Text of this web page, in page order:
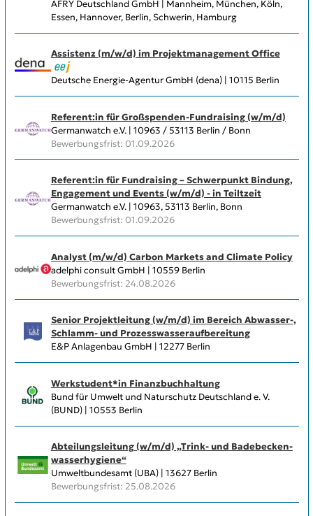
AFRY Deutschland GmbH | Mannheim, München, Köln,
Essen, Hannover, Berlin, Schwerin, Hamburg
Assistenz (m/w/d) im Projektmanagement Office
Deutsche Energie-Agentur GmbH (dena) | 10115 Berlin
Referent:in für Großspenden-Fundraising (w/m/d)
Germanwatch e.V. | 10963 / 53113 Berlin / Bonn
Bewerbungsfrist: 01.09.2026
Referent:in für Fundraising – Schwerpunkt Bindung,
Engagement und Events (w/m/d) - in Teiltzeit
Germanwatch e.V. | 10963, 53113 Berlin, Bonn
Bewerbungsfrist: 01.09.2026
Analyst (m/w/d) Carbon Markets and Climate Policy
adelphi consult GmbH | 10559 Berlin
Bewerbungsfrist: 24.08.2026
Senior Projektleitung (w/m/d) im Bereich Abwasser-,
Schlamm- und Prozesswasseraufbereitung
E&P Anlagenbau GmbH | 12277 Berlin
Werkstudent*in Finanzbuchhaltung
Bund für Umwelt und Naturschutz Deutschland e. V.
(BUND) | 10553 Berlin
Abteilungs­leitung (w/m/d) „Trink- und Badebecken­
wasserhygiene“
Umweltbundesamt (UBA) | 13627 Berlin
Bewerbungsfrist: 25.08.2026